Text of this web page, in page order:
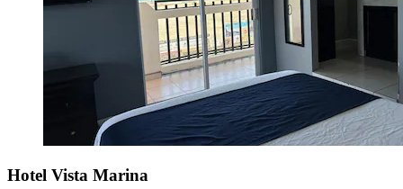
Hotel Vista Marina